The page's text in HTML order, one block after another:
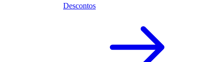
Descontos